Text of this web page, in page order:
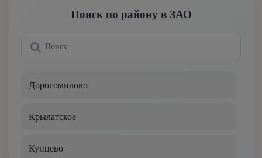
Курильский бобтейл
Манчкин
Мейн-кун
Меконгский бобтейл
Невская маскарадная
Поиск по району в ЗАО
Дорогомилово
Крылатское
Кунцево